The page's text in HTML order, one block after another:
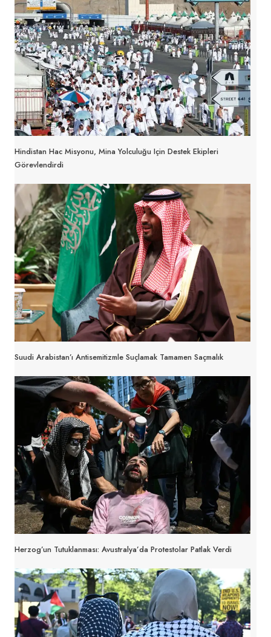
Hindistan Hac Misyonu, Mina Yolculuğu Için Destek Ekipleri
Görevlendirdi
Suudi Arabistan’ı Antisemitizmle Suçlamak Tamamen Saçmalık
Herzog’un Tutuklanması: Avustralya’da Protestolar Patlak Verdi